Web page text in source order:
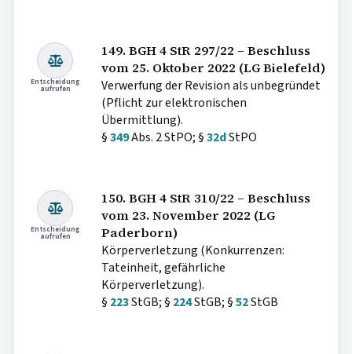
Entscheidung
aufrufen
149. BGH 4 StR 297/22 – Beschluss
vom 25. Oktober 2022 (LG Bielefeld)
Verwerfung der Revision als unbegründet
(Pflicht zur elektronischen
Übermittlung).
§349Abs. 2 StPO; §32dStPO
Entscheidung
aufrufen
150. BGH 4 StR 310/22 – Beschluss
vom 23. November 2022 (LG
Paderborn)
Körperverletzung (Konkurrenzen:
Tateinheit, gefährliche
Körperverletzung).
§ 223StGB; § 224StGB; §52StGB